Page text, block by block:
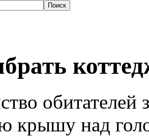
обитателей
крышу над